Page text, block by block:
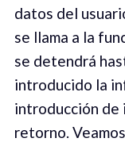
datos del
se llama a la
se detendrá
introducido la
introducción de
retorno.